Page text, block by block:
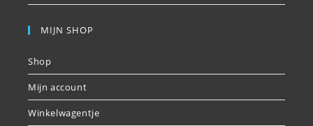
MIJN SHOP
Shop
Mijn account
Winkelwagentje